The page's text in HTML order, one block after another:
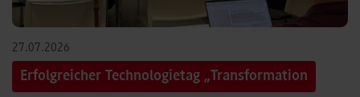
27.07.2026
Erfolgreicher Technologietag „Transformation